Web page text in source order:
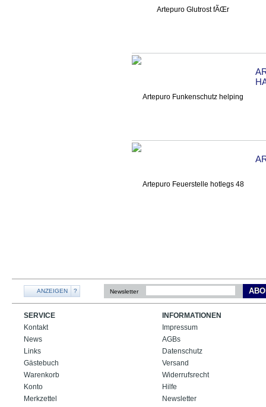
ANZEIGEN ? Newsletter
SERVICE
Kontakt
News
Links
Gästebuch
Warenkorb
Konto
Merkzettel
INFORMATIONEN
Impressum
AGBs
Datenschutz
Versand
Widerrufsrecht
Hilfe
Newsletter